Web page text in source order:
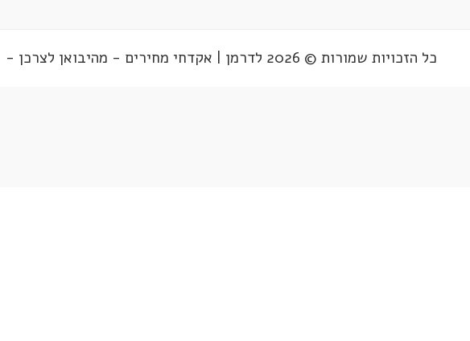
כל הזכויות שמורות © 2026 לדרמן | אקדחי מחירים - מהיבואן לצרכן - 03-5170461